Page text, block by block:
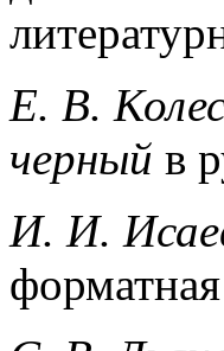
Е. В.
черный в
И. И.